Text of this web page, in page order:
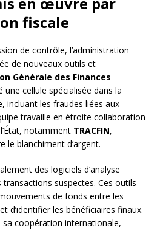
fiscale
de contrôle, l’administration
de nouveaux outils et
Générale des Finances
une cellule spécialisée dans la
incluant les fraudes liées aux
travaille en étroite collaboration
notamment TRACFIN,
le blanchiment d’argent.
des logiciels d’analyse
suspectes. Ces outils
de fonds entre les
d’identifier les bénéficiaires finaux.
coopération internationale,